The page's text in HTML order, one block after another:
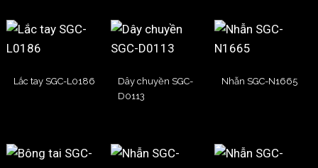
Lắc tay SGC-L0186
Dây chuyền SGC-
D0113
Nhẫn SGC-N1665